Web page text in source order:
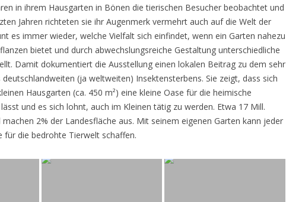
in ihrem Hausgarten in Bönen die tierischen Besucher beobachtet und
Jahren richteten sie ihr Augenmerk vermehrt auch auf die Welt der
es immer wieder, welche Vielfalt sich einfindet, wenn ein Garten nahezu
bietet und durch abwechslungsreiche Gestaltung unterschiedliche
Damit dokumentiert die Ausstellung einen lokalen Beitrag zu dem sehr
(ja weltweiten) Insektensterbens. Sie zeigt, dass sich
Hausgarten (ca. 450 m²) eine kleine Oase für die heimische
und es sich lohnt, auch im Kleinen tätig zu werden. Etwa 17 Mill.
2% der Landesfläche aus. Mit seinem eigenen Garten kann jeder
für die bedrohte Tierwelt schaffen.